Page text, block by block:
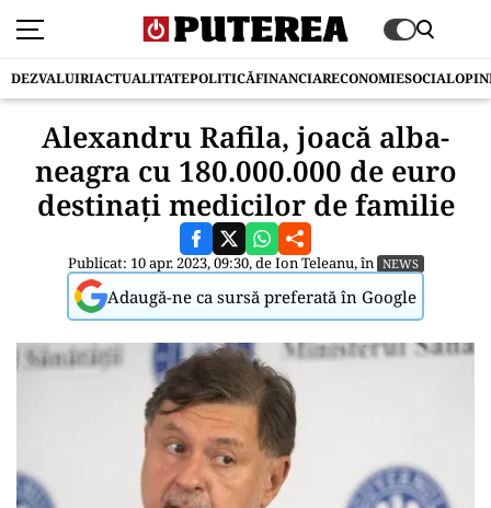
DEZVALUIRIACTUALITATEPOLITICĂFINANCIARECONOMIESOCIAL
Alexandru Rafila, joacă alba-
neagra cu 180.000.000 de euro
destinați medicilor de familie
Publicat: 10 apr. 2023, 09:30, deIon Teleanu, în NEWS
Adaugă-ne ca sursă preferată în Google